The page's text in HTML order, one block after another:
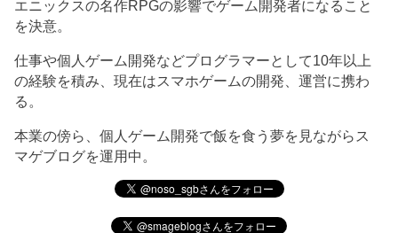
エニックスの名作RPGの影響でゲーム開発者になること
を決意。
仕事や個人ゲーム開発などプログラマーとして10年以上
の経験を積み、現在はスマホゲームの開発、運営に携わ
る。
本業の傍ら、個人ゲーム開発で飯を食う夢を見ながらス
マゲブログを運用中。